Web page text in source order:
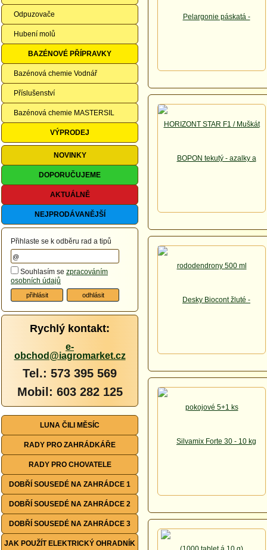
Odpuzovače
Hubení molů
BAZÉNOVÉ PŘÍPRAVKY
Bazénová chemie Vodnář
Příslušenství
Bazénová chemie MASTERSIL
VÝPRODEJ
NOVINKY
DOPORUČUJEME
AKTUÁLNĚ
NEJPRODÁVANĚJŠÍ
Přihlaste se k odběru rad a tipů
Souhlasím se zpracováním
osobních údajů
Rychlý kontakt:
e-
obchod@iagromarket.cz
Tel.: 573 395 569
Mobil: 603 282 125
LUNA ČILI MĚSÍC
RADY PRO ZAHRÁDKÁŘE
RADY PRO CHOVATELE
DOBŘÍ SOUSEDÉ NA ZAHRÁDCE 1
DOBŘÍ SOUSEDÉ NA ZAHRÁDCE 2
DOBŘÍ SOUSEDÉ NA ZAHRÁDCE 3
JAK POUŽÍT ELEKTRICKÝ OHRADNÍK